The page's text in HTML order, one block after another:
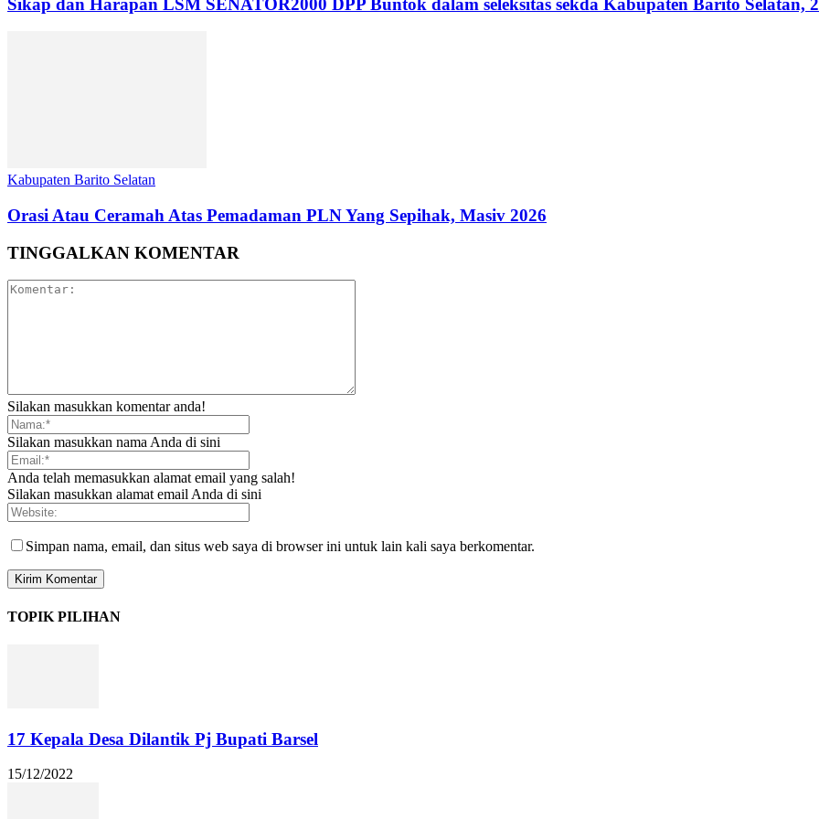
Kabupaten Barito Selatan
Orasi Atau Ceramah Atas Pemadaman PLN Yang Sepihak, Masiv 2026
TINGGALKAN KOMENTAR
Silakan masukkan komentar anda!
Silakan masukkan nama Anda di sini
Anda telah memasukkan alamat email yang salah!
Silakan masukkan alamat email Anda di sini
Simpan nama, email, dan situs web saya di browser ini untuk lain kali saya berkomentar.
TOPIK PILIHAN
17 Kepala Desa Dilantik Pj Bupati Barsel
15/12/2022